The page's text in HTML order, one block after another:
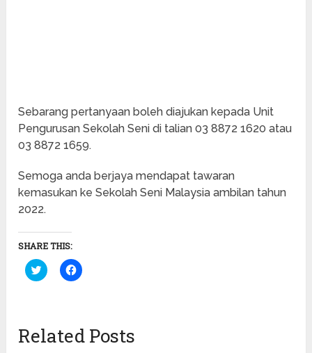
Sebarang pertanyaan boleh diajukan kepada Unit
Pengurusan Sekolah Seni di talian 03 8872 1620 atau
03 8872 1659.
Semoga anda berjaya mendapat tawaran
kemasukan ke Sekolah Seni Malaysia ambilan tahun
2022.
SHARE THIS:
Click
to
new
window)
Click
to
new
window)
Related Posts